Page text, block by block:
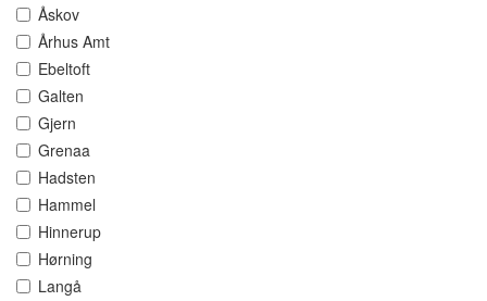
Åskov
Århus Amt
Ebeltoft
Galten
Gjern
Grenaa
Hadsten
Hammel
Hinnerup
Hørning
Langå